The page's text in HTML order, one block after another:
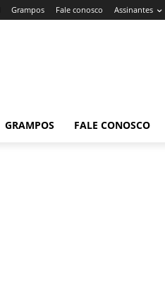
Grampos Fale conosco Assinantes
GRAMPOS FALE CONOSCO